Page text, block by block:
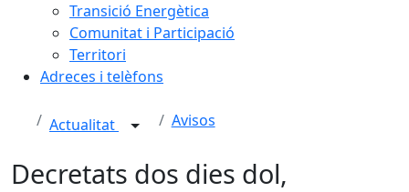
Transició Energètica
Comunitat i Participació
Territori
Adreces i telèfons
Actualitat Avisos
Decretats dos dies dol,